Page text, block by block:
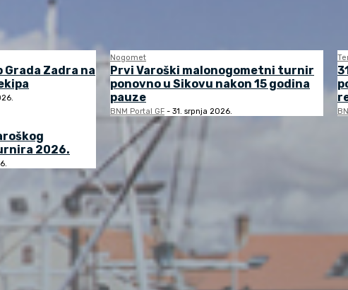
Grada Zadra na
Nogomet
Prvi Varoški malonogometni turnir
ponovno u Sikovu nakon 15 godina
pauze
BNM Portal GF - 31. srpnja 2026.
2026.